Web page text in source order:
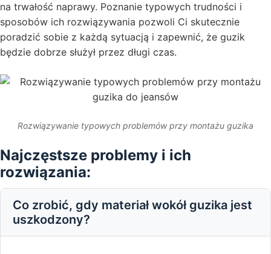
na trwałość naprawy. Poznanie typowych trudności i
sposobów ich rozwiązywania pozwoli Ci skutecznie
poradzić sobie z każdą sytuacją i zapewnić, że guzik
będzie dobrze służył przez długi czas.
Rozwiązywanie typowych problemów przy montażu guzika
Najczęstsze problemy i ich
rozwiązania:
Co zrobić, gdy materiał wokół guzika jest
uszkodzony?